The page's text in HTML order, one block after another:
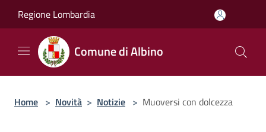
Regione Lombardia
Comune di Albino
Home > Novità > Notizie > Muoversi con dolcezza